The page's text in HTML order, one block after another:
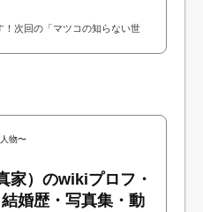
！次回の「マツコの知らない世
物〜
家）のwikiプロフ・
婚歴・写真集・動